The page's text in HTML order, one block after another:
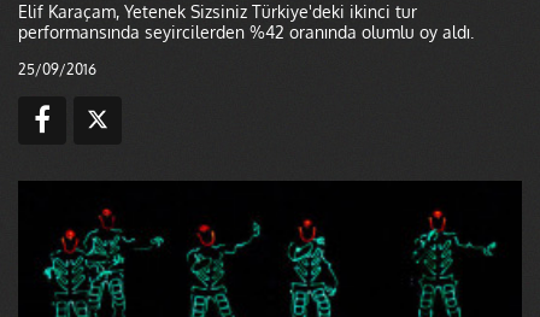
Elif Karaçam, Yetenek Sizsiniz Türkiye'deki ikinci tur
performansında seyircilerden %42 oranında olumlu oy aldı.
25/09/2016